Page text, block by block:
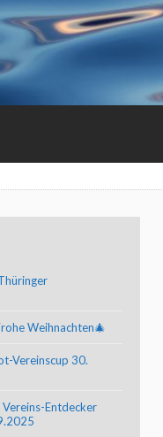
Weihnachten🎄
Vereinscup 30.
Vereins-Entdecker